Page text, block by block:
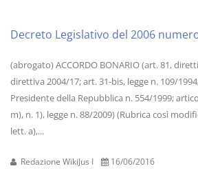
Decreto Legislativo del 2006
(abrogato) ACCORDO BONARIO (art. 81,
direttiva 2004/17; art. 31-bis, legge n. 109/
Presidente della Repubblica n. 554/1999;
m), n. 1), legge n. 88/2009) (Rubrica così
lett. a),...
Redazione WikiJus I 16/06/2016